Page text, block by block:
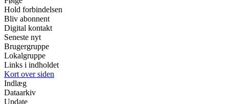
Hold forbindelsen
Bliv abonnent
Digital kontakt
Seneste nyt
Brugergruppe
Lokalgruppe
Links i indholdet
Kort over siden
Indlæg
Dataarkiv
Update